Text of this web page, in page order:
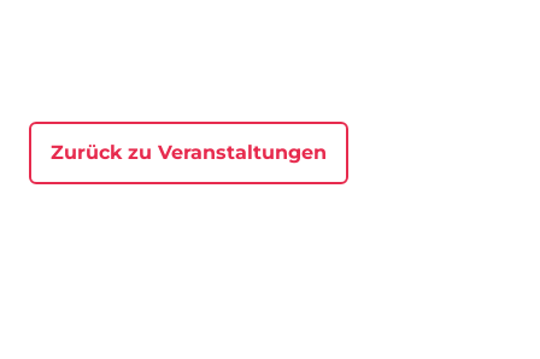
Zurück zu Veranstaltungen